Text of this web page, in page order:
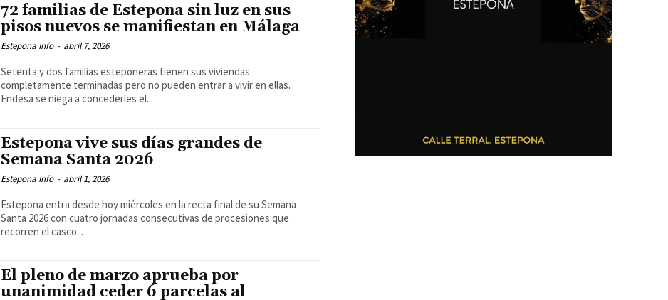
72 familias de Estepona sin luz en sus
pisos nuevos se manifiestan en Málaga
Estepona Info - abril 7, 2026
Setenta y dos familias esteponeras tienen sus viviendas
completamente terminadas pero no pueden entrar a vivir en ellas.
Endesa se niega a concederles el...
Estepona vive sus días grandes de
Semana Santa 2026
Estepona Info - abril 1, 2026
Estepona entra desde hoy miércoles en la recta final de su Semana
Santa 2026 con cuatro jornadas consecutivas de procesiones que
recorren el casco...
El pleno de marzo aprueba por
unanimidad ceder 6 parcelas al